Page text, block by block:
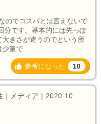
のでコスパとは言えないで
分です。基本的には先っぽ
きさが違うのでという所
少量で
参考になった 10
｜メディア｜2020.10